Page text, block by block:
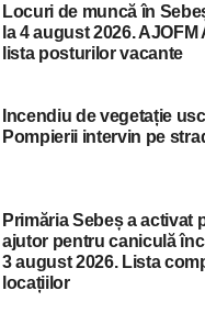
Locuri de muncă în
la 4 august 2026.
lista posturilor vacante
Incendiu de vegetație
Pompierii intervin pe
Primăria Sebeș a activat
ajutor pentru caniculă
3 august 2026. Lista
locațiilor